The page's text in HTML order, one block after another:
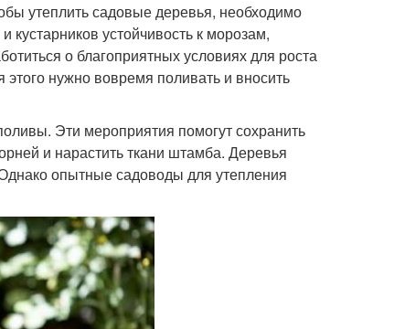
утеплить садовые деревья, необходимо
устойчивость к морозам,
о благоприятных условиях для роста
нужно вовремя поливать и вносить
Эти мероприятия помогут сохранить
и нарастить ткани штамба. Деревья
опытные садоводы для утепления